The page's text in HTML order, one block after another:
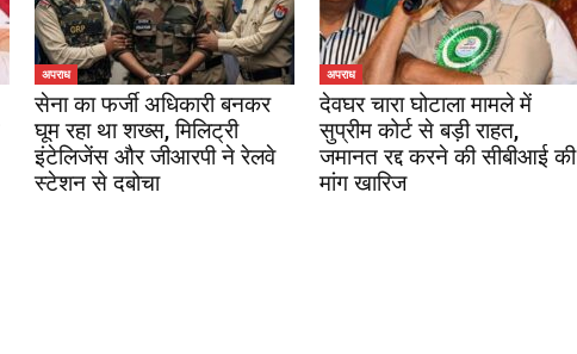
अपराध
सेना का फर्जी अधिकारी बनकर
घूम रहा था शख्स, मिलिट्री
इंटेलिजेंस और जीआरपी ने रेलवे
स्टेशन से दबोचा
अपराध
देवघर चारा घोटाला मामले में
सुप्रीम कोर्ट से बड़ी राहत,
जमानत रद्द करने की सीबीआई की
मांग खारिज